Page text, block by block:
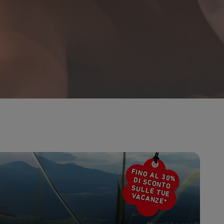
19 11 12 13 14 15 16
25 27 28
FINO AL 30%
DI SCONTO
SULLE TUE
VACANZE*